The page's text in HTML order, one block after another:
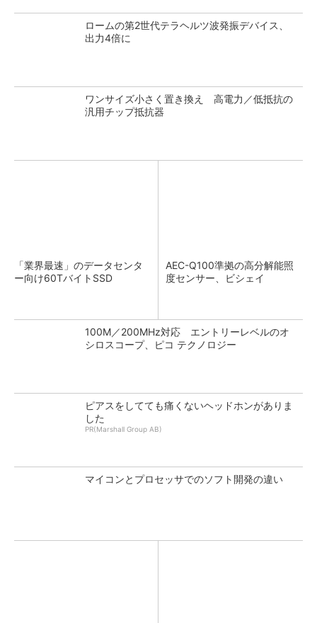
ロームの第2世代テラヘルツ波発振デバイス、
出力4倍に
ワンサイズ小さく置き換え 高電力／低抵抗の
汎用チップ抵抗器
「業界最速」のデータセンタ
ー向け60TバイトSSD
AEC-Q100準拠の高分解能照
度センサー、ビシェイ
100M／200MHz対応 エントリーレベルのオ
シロスコープ、ピコ テクノロジー
ピアスをしてても痛くないヘッドホンがありま
した
PR(Marshall Group AB)
マイコンとプロセッサでのソフト開発の違い